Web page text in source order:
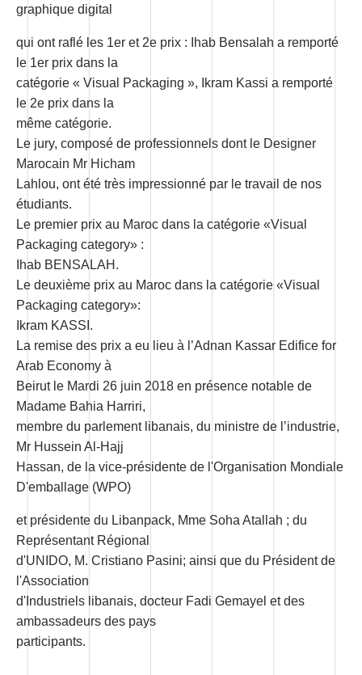
graphique digital
qui ont raflé les 1er et 2e prix : Ihab Bensalah a remporté
le 1er prix dans la
catégorie « Visual Packaging », Ikram Kassi a remporté
le 2e prix dans la
même catégorie.
Le jury, composé de professionnels dont le Designer
Marocain Mr Hicham
Lahlou, ont été très impressionné par le travail de nos
étudiants.
Le premier prix au Maroc dans la catégorie «Visual
Packaging category» :
Ihab BENSALAH.
Le deuxième prix au Maroc dans la catégorie «Visual
Packaging category»:
Ikram KASSI.
La remise des prix a eu lieu à l’Adnan Kassar Edifice for
Arab Economy à
Beirut le Mardi 26 juin 2018 en présence notable de
Madame Bahia Harriri,
membre du parlement libanais, du ministre de l’industrie,
Mr Hussein Al-Hajj
Hassan, de la vice-présidente de l'Organisation Mondiale
D'emballage (WPO)
et présidente du Libanpack, Mme Soha Atallah ; du
Représentant Régional
d'UNIDO, M. Cristiano Pasini; ainsi que du Président de
l'Association
d'Industriels libanais, docteur Fadi Gemayel et des
ambassadeurs des pays
participants.